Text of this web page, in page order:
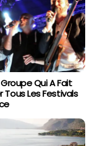
Qui A Fait
Tous Les Festivals